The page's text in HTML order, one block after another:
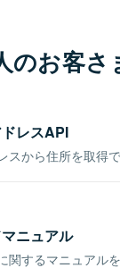
のお客さ
レスAPI
から住所を取得
ニュアル
するマニュアル